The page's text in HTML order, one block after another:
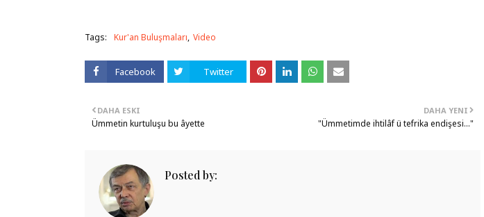
Tags: Kur'an Buluşmaları Video
Facebook Twitter
DAHA YENI
"Ümmetimde ihtilâf ü tefrika endişesi..."
DAHA ESKI
Ümmetin kurtuluşu bu âyette
Posted by: